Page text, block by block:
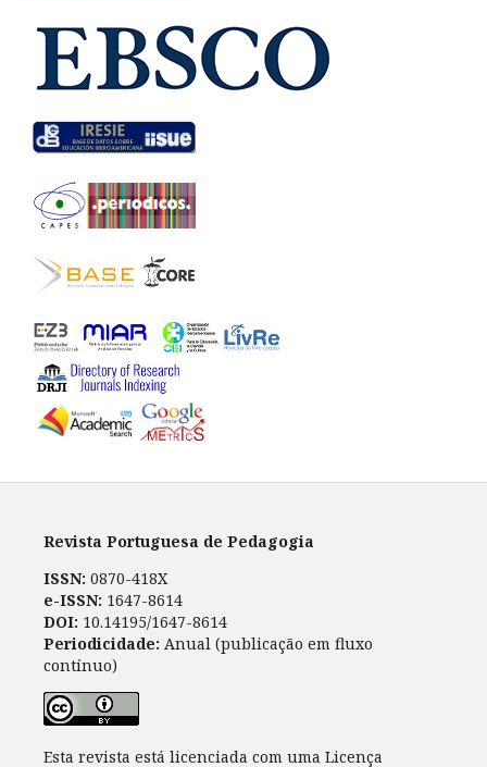
Revista Portuguesa de Pedagogia
ISSN: 0870-418X
e-ISSN: 1647-8614
DOI: 10.14195/1647-8614
Periodicidade: Anual (publicação em fluxo
contínuo)
Esta revista está licenciada com uma Licença